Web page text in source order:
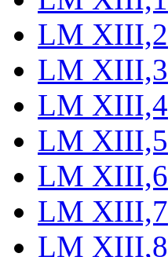
LM XIII,2
LM XIII,3
LM XIII,4
LM XIII,5
LM XIII,6
LM XIII,7
LM XIII,8